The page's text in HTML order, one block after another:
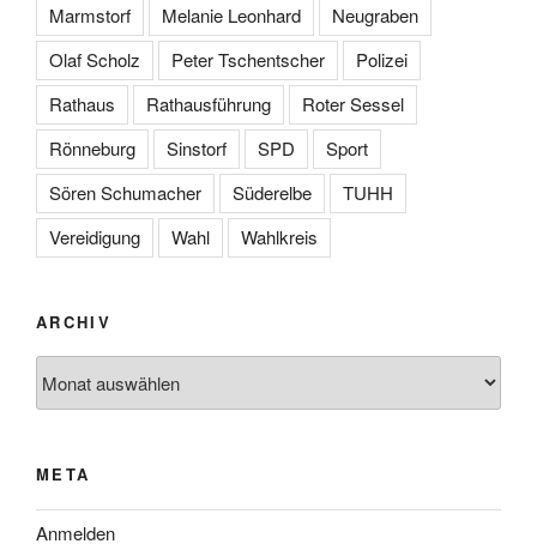
Marmstorf
Melanie Leonhard
Neugraben
Olaf Scholz
Peter Tschentscher
Polizei
Rathaus
Rathausführung
Roter Sessel
Rönneburg
Sinstorf SPD
Sport
Sören Schumacher
Süderelbe
TUHH
Vereidigung
Wahl Wahlkreis
ARCHIV
META
Anmelden